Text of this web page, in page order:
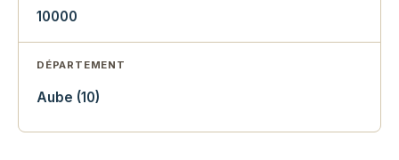
10000
DÉPARTEMENT
Aube (10)